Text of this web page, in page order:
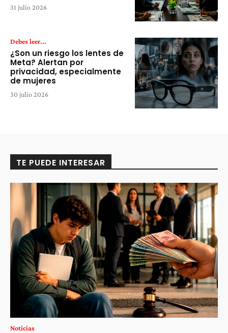
31 julio 2026
Debes leer...
¿Son un riesgo los lentes de
Meta? Alertan por
privacidad, especialmente
de mujeres
30 julio 2026
TE PUEDE INTERESAR
Noticias